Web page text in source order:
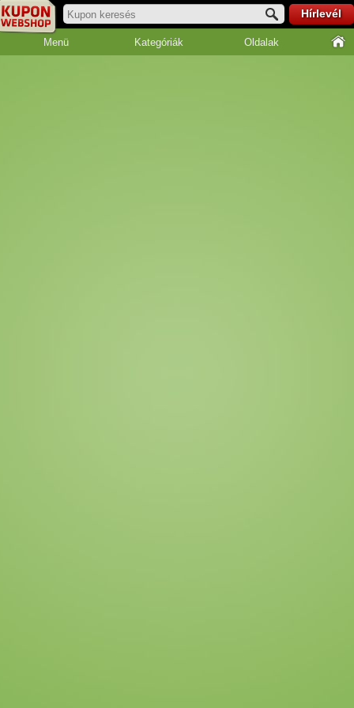
Hírlevél
Menü Kategóriák Oldalak